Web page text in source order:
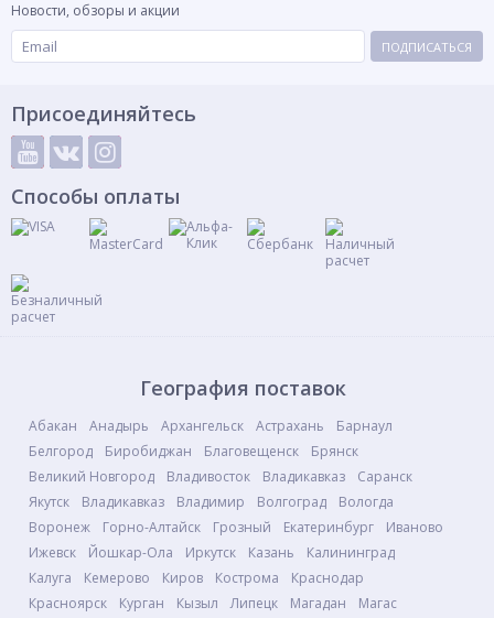
Новости, обзоры и акции
ПОДПИСАТЬСЯ
Присоединяйтесь
Способы оплаты
География поставок
Абакан Анадырь Архангельск Астрахань
Барнаул
Белгород
Биробиджан Благовещенск
Брянск
Великий Новгород
Владивосток Владикавказ
Саранск
Якутск
Владикавказ Владимир Волгоград
Вологда
Воронеж
Горно-Алтайск Грозный Екатеринбург
Иваново
Ижевск
Йошкар-Ола Иркутск Казань
Калининград
Калуга
Кемерово Киров Кострома
Краснодар
Красноярск
Курган Кызыл Липецк Магадан
Магас